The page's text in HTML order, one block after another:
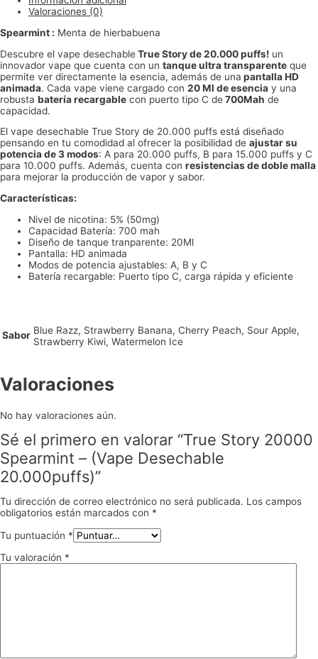
Valoraciones (0)
Spearmint : Menta de hierbabuena
Descubre el vape desechableTrue Story de 20.000 puffs! un
innovador vape que cuenta con un tanque ultra transparente que
permite ver directamente la esencia, además de una pantalla HD
animada. Cada vape viene cargado con 20 Ml de esencia y una
robusta batería recargable con puerto tipo C de700Mah de
capacidad.
El vape desechable True Story de 20.000 puffs está diseñado
pensando en tu comodidad al ofrecer la posibilidad de ajustar su
potencia de 3 modos: A para 20.000 puffs, B para 15.000 puffs y C
para 10.000 puffs. Además, cuenta con resistencias de doble malla
para mejorar la producción de vapor y sabor.
Características:
Nivel de nicotina: 5% (50mg)
Capacidad Batería: 700 mah
Diseño de tanque tranparente: 20Ml
Pantalla: HD animada
Modos de potencia ajustables: A, B y C
Batería recargable: Puerto tipo C, carga rápida y eficiente
Sabor Blue Razz, Strawberry Banana, Cherry Peach, Sour Apple,
Strawberry Kiwi, Watermelon Ice
Valoraciones
No hay valoraciones aún.
Sé el primero en valorar “True Story 20000
Spearmint – (Vape Desechable
20.000puffs)”
Tu dirección de correo electrónico no será publicada. Los campos
obligatorios están marcados con *
Tu puntuación *
Tu valoración *